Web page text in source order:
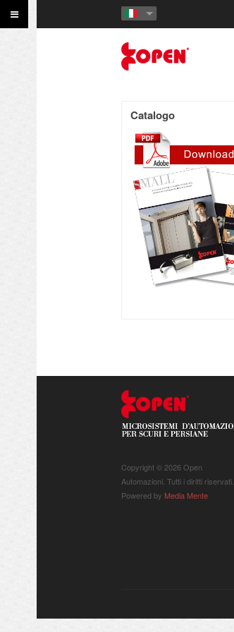
Catalogo
Copyright © 2026 Open
Automazioni. Tutti i diritti riservati.
Powered by Media Mente